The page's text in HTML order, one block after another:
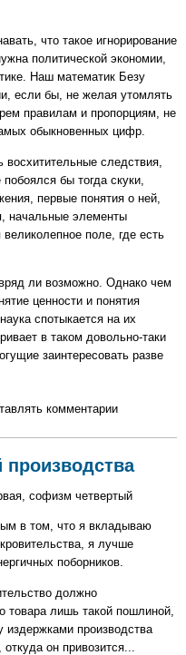
что такое игнорирование
политической экономии,
Наш математик Безу
если бы, не желая утомлять
правилам и пропорциям, не
обыкновенных цифр.
следствия,
бы тогда скуки,
первые понятия о ней,
начальные элементы
поле, где есть
ли возможно. Однако чем
ценности и понятия
спотыкается на их
в таком довольно-таки
заинтересовать разве
комментарии
софизм четвертый
в том, что я вкладываю
я лучше
поборников.
должно
товара лишь такой пошлиной,
издержками производства
он привозится...